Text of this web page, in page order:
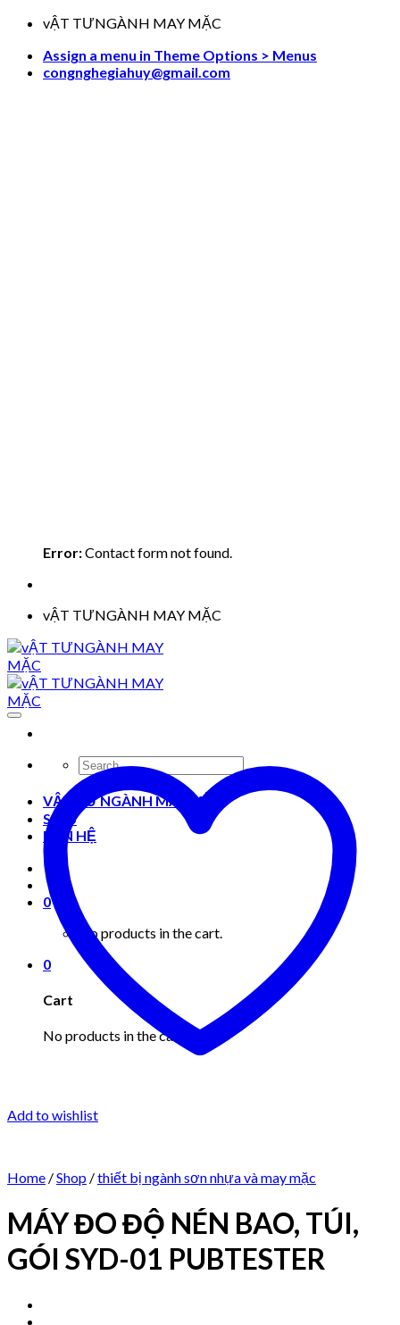
Skip
content
vẬT TƯNGÀNH MAY MẶC
Assign a menu in Theme Options > Menus
congnghegiahuy@gmail.com
Error:Contact form not found.
vẬT TƯNGÀNH MAY MẶC
Search
for:
VẬT TƯ NGÀNH MAY MẶC
Shop
LIÊN HỆ
0
No products in the cart.
0
Cart
No products in the cart.
Add to wishlist
Home /Shop /thiết bị ngành sơn nhựa và may mặc
MÁY ĐO ĐỘ NÉN BAO, TÚI,
GÓI SYD-01 PUBTESTER